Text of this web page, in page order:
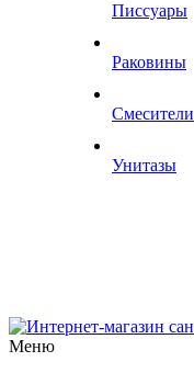
Писсуары
Раковины
Смесители
Унитазы
Меню